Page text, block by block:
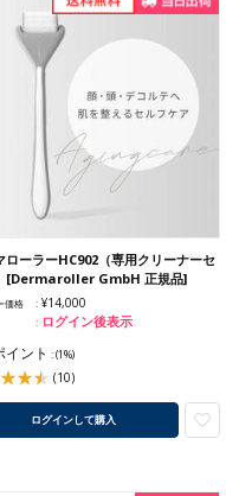
ローラーHC902（専用クリーナーセ
[Dermaroller GmbH 正規品]
価格 ¥14,000
ログイン後表示
イント :(1%)
(10)
ログインして購入